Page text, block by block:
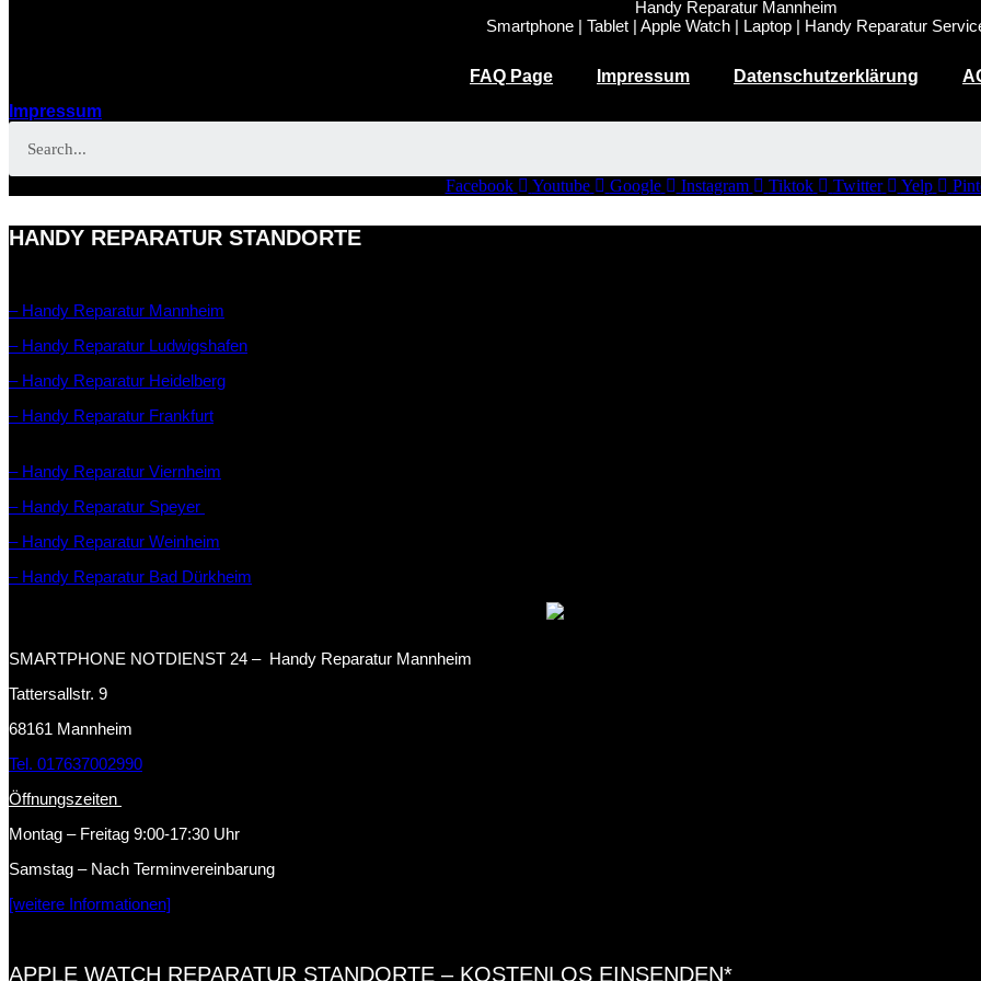
Handy Reparatur Mannheim
Smartphone | Tablet | Apple Watch | Laptop | Handy Reparatur
FAQ Page Impressum Datenschutzerklärung
Impressum
Facebook
Youtube Google Instagram Tiktok Twitter Yelp
HANDY REPARATUR STANDORTE
– Handy Reparatur Mannheim
– Handy Reparatur Ludwigshafen
– Handy Reparatur Heidelberg
– Handy Reparatur Frankfurt
– Handy Reparatur Viernheim
– Handy Reparatur Speyer
– Handy Reparatur Weinheim
– Handy Reparatur Bad Dürkheim
SMARTPHONE NOTDIENST 24 – Handy Reparatur Mannheim
Tattersallstr. 9
68161 Mannheim
Tel. 017637002990
Öffnungszeiten
Montag – Freitag 9:00-17:30 Uhr
Samstag – Nach Terminvereinbarung
[weitere Informationen]
APPLE WATCH REPARATUR STANDORTE – KOSTENLOS EINSENDEN*